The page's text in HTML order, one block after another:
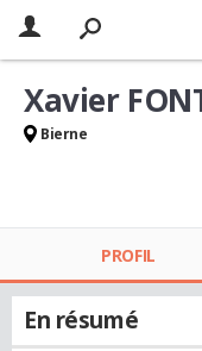
Xavier
Bierne
PROFIL
En résumé